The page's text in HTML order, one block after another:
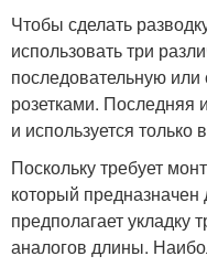
Чтобы сделать
использовать три
последовательную
розетками. Последняя
и используется только
Поскольку требует
который
предполагает укладку
аналогов длины.